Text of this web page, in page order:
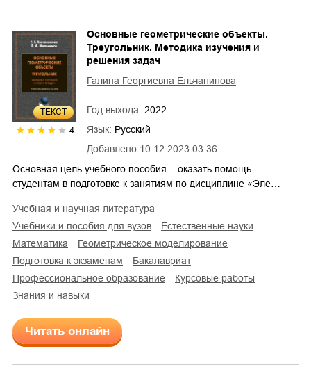
ТЕКСТ
4
Добавлено 10.12.2023 03:36
Основные геометрические объекты.
Треугольник. Методика изучения и
решения задач
Галина Георгиевна Ельчанинова
Год выхода: 2022
Язык: Русский
Основная цель учебного пособия – оказать помощь
студентам в подготовке к занятиям по дисциплине «Эле…
учебная и научная литература
учебники и пособия для вузов
естественные науки
математика
геометрическое моделирование
подготовка к экзаменам
бакалавриат
профессиональное образование
курсовые работы
знания и навыки
Читать онлайн